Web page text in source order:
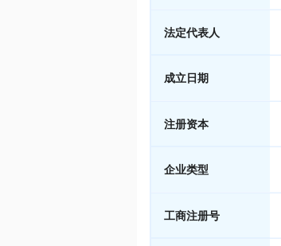
法定代表人
成立日期
注册资本
企业类型
工商注册号